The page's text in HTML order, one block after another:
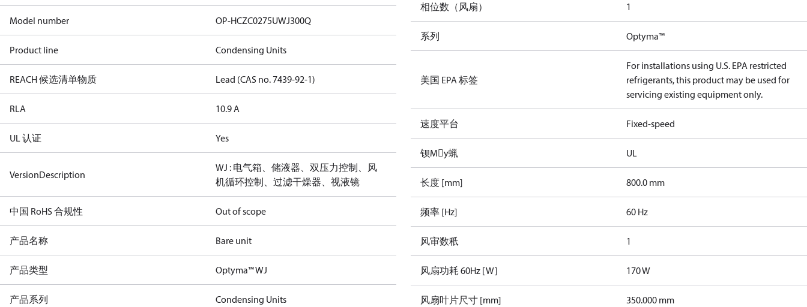
Model number OP-HCZC0275UWJ300Q
Product line Condensing Units
REACH 候选清单物质 Lead (CAS no. 7439-92-1)
RLA 10.9 A
UL 认证 Yes
VersionDescription
WJ : 电气箱、储液器、双压力控制、风
机循环控制、过滤干燥器、视液镜
中国 RoHS 合规性 Out of scope
产品名称 Bare unit
产品类型 Optyma™ WJ
产品系列 Condensing Units
相位数（风扇） 1
系列 Optyma™
美国 EPA 标签
For installations using U.S. EPA restricted
refrigerants, this product may be used for
servicing existing equipment only.
速度平台 Fixed-speed
钡Μу蝋 UL
长度 [mm] 800.0 mm
频率 [Hz] 60 Hz
风审数秖 1
风扇功耗 60Hz [W] 170 W
风扇叶片尺寸 [mm] 350.000 mm